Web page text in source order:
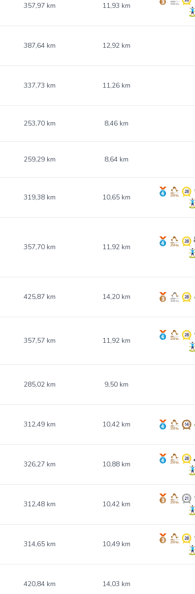
357,97 km 11,93 km
387,64 km 12,92 km
337,73 km 11,26 km
253,70 km 8,46 km
259,29 km 8,64 km
319,38 km 10,65 km
357,70 km 11,92 km
425,87 km 14,20 km
357,57 km 11,92 km
285,02 km 9,50 km
312,49 km 10,42 km
326,27 km 10,88 km
312,48 km 10,42 km
314,65 km 10,49 km
420,84 km 14,03 km